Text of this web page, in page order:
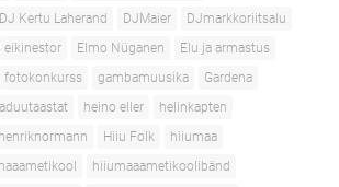
DJ Kertu Laherand DJMaier
DJmarkkoriitsalu
eikinestor Elmo Nüganen
Elu ja armastus
fotokonkurss gambamuusika
Gardena
heino eller
helinkapten
henriknormann Hiiu Folk
hiiumaa
hiiumaaametikoolibänd